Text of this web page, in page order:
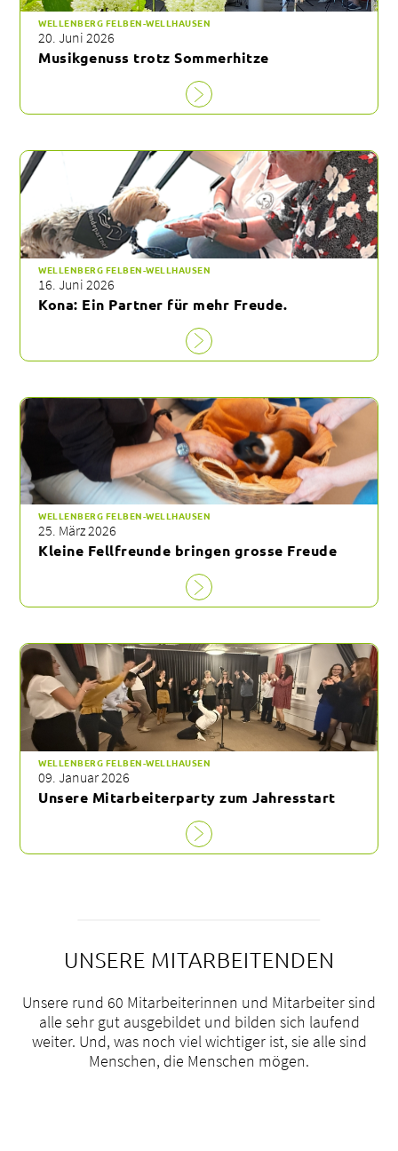
WELLENBERG FELBEN-WELLHAUSEN
20. Juni 2026
Musikgenuss trotz Sommerhitze
WELLENBERG FELBEN-WELLHAUSEN
16. Juni 2026
Kona: Ein Partner für mehr Freude.
WELLENBERG FELBEN-WELLHAUSEN
25. März 2026
Kleine Fellfreunde bringen grosse Freude
WELLENBERG FELBEN-WELLHAUSEN
09. Januar 2026
Unsere Mitarbeiterparty zum Jahresstart
UNSERE MITARBEITENDEN
Unsere rund 60 Mitarbeiterinnen und Mitarbeiter sind
alle sehr gut ausgebildet und bilden sich laufend
weiter. Und, was noch viel wichtiger ist, sie alle sind
Menschen, die Menschen mögen.